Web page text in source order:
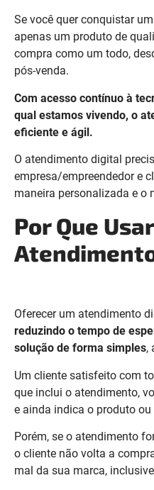
Se você quer conquistar
apenas um produto de
compra como um todo,
pós-venda.
Com acesso contínuo à
qual estamos vivendo, o
eficiente e ágil.
O atendimento digital
empresa/empreendedor e
maneira personalizada e o
Por Que
Oferecer um atendimento
reduzindo o tempo de
solução de forma simples,
Um cliente satisfeito com
que inclui o atendimento,
e ainda indica o produto
Porém, se o atendimento
o cliente não volta a
mal da sua marca,